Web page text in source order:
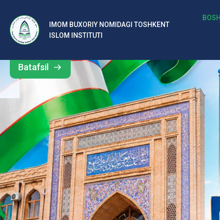
IMOM BUXORIY NOMIDAGI TOSHKENT
ISLOM INSTITUTI
b
al
ar
o‘
rt
a
si
d
Barcha
yangiliklar
Batafsil